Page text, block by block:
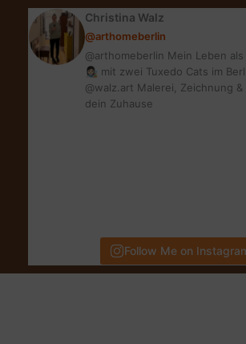
Urlaub?
Christina Walz
@arthomeberlin
@arthomeberlin Mein Leben
👩🏻‍🎨 mit zwei Tuxedo Cats im
@walz.art Malerei, Zeichnung
dein Zuhause
Follow Me on